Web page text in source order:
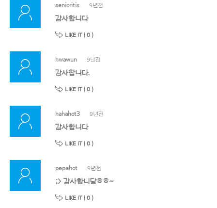
senioritis 9년전
감사합니다
LIKE IT ( 0 )
hwawun 9년전
감사합니다.
LIKE IT ( 0 )
hahahot3 9년전
감사합니다
LIKE IT ( 0 )
pepehot 9년전
;> 감사합니당ㅎㅎ~
LIKE IT ( 0 )